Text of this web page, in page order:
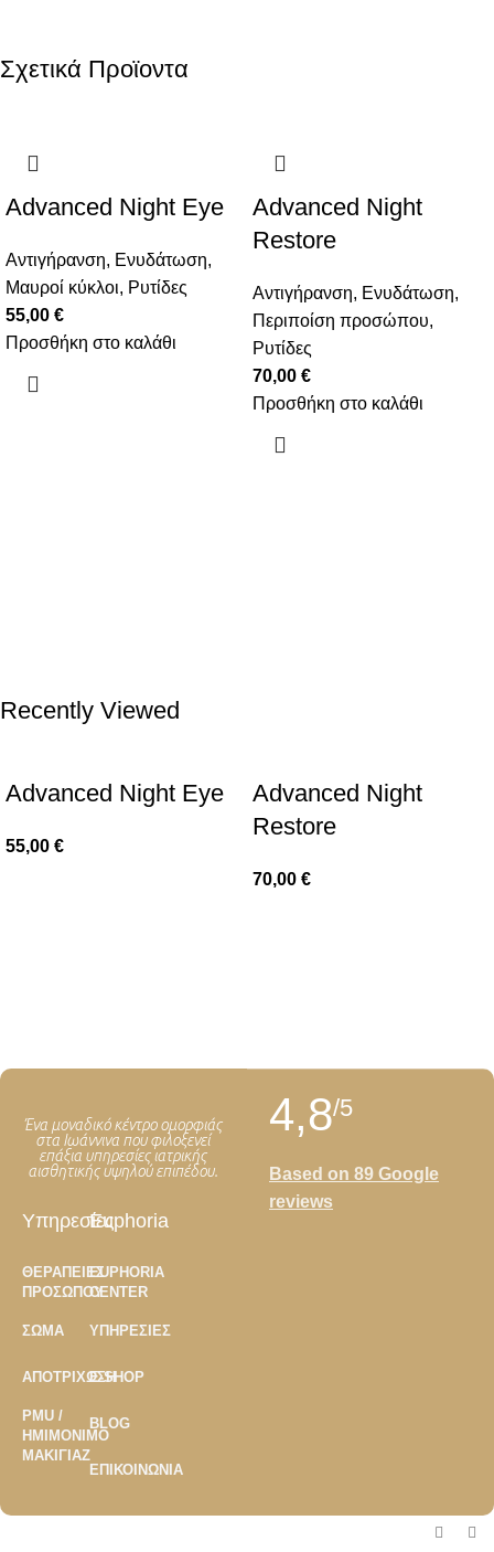
Σχετικά Προϊοντα
Advanced Night Eye
Αντιγήρανση, Ενυδάτωση,
Μαυροί κύκλοι, Ρυτίδες
55,00 €
Προσθήκη στο καλάθι
Advanced Night
Restore
Αντιγήρανση, Ενυδάτωση,
Περιποίση προσώπου,
Ρυτίδες
70,00 €
Προσθήκη στο καλάθι
Recently Viewed
Advanced Night Eye
55,00 €
Advanced Night
Restore
70,00 €
Ένα μοναδικό κέντρο ομορφιάς
στα Ιωάννινα που φιλοξενεί
επάξια υπηρεσίες ιατρικής
αισθητικής υψηλού επιπέδου.
Υπηρεσίες
ΘΕΡΑΠΕΊΕΣ
ΠΡΟΣΏΠΟΥ
ΣΏΜΑ
ΑΠΟΤΡΊΧΩΣΗ
PMU /
ΗΜΙΜΌΝΙΜΟ
ΜΑΚΙΓΙΆΖ
Euphoria
EUPHORIA
CENTER
ΥΠΗΡΕΣΊΕΣ
E-SHOP
BLOG
ΕΠΙΚΟΙΝΩΝΊΑ
4,8/5
Based on 89 Google
reviews